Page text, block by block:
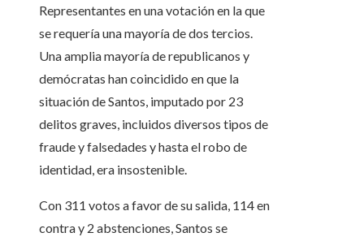
Representantes en una votación en la que
se requería una mayoría de dos tercios.
Una amplia mayoría de republicanos y
demócratas han coincidido en que la
situación de Santos, imputado por 23
delitos graves, incluidos diversos tipos de
fraude y falsedades y hasta el robo de
identidad, era insostenible.
Con 311 votos a favor de su salida, 114 en
contra y 2 abstenciones, Santos se